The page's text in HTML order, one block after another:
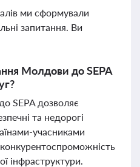
ми сформували
запитання. Ви
Молдови до SEPA
SEPA дозволяє
та недорогі
учасниками
інфраструктури.